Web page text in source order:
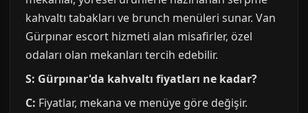
kahvaltı tabakları ve brunch menüleri sunar. Van
Gürpınar escort hizmeti alan misafirler, özel
odaları olan mekanları tercih edebilir.
S: Gürpınar'da kahvaltı fiyatları ne kadar?
C: Fiyatlar, mekana ve menüye göre değişir.